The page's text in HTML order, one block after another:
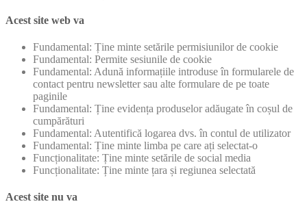
Acest site web va
Fundamental: Ține minte setările permisiunilor de cookie
Fundamental: Permite sesiunile de cookie
Fundamental: Adună informațiile introduse în formularele de
contact pentru newsletter sau alte formulare de pe toate
paginile
Fundamental: Ține evidența produselor adăugate în coșul de
cumpărături
Fundamental: Autentifică logarea dvs. în contul de utilizator
Fundamental: Ține minte limba pe care ați selectat-o
Funcționalitate: Ține minte setările de social media
Funcționalitate: Ține minte țara și regiunea selectată
Acest site nu va